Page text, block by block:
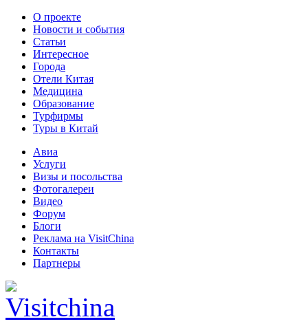
О проекте
Новости и события
Статьи
Интересное
Города
Отели Китая
Медицина
Образование
Турфирмы
Туры в Китай
Авиа
Услуги
Визы и посольства
Фотогалереи
Видео
Форум
Блоги
Реклама на VisitChina
Контакты
Партнеры